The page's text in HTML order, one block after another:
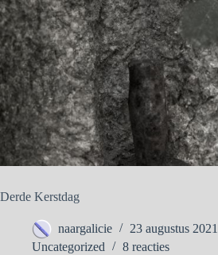
Derde Kerstdag
naargalicie
23 augustus 2021
Uncategorized
8 reacties